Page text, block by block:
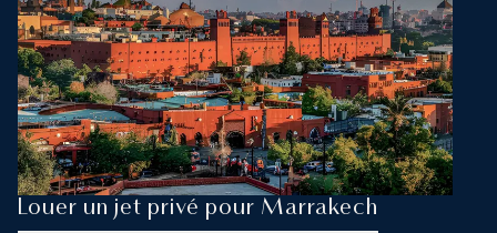
Louer un jet privé pour Marrakech